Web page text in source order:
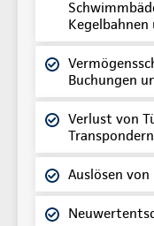
Buchungen
Verlust von
Auslösen von